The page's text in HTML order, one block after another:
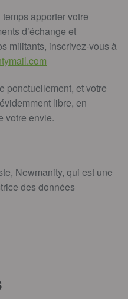
apporter votre
d’échange et
militants, inscrivez-vous à
ponctuellement, et votre
libre, en
votre envie.
Newmanity, qui est une
des données